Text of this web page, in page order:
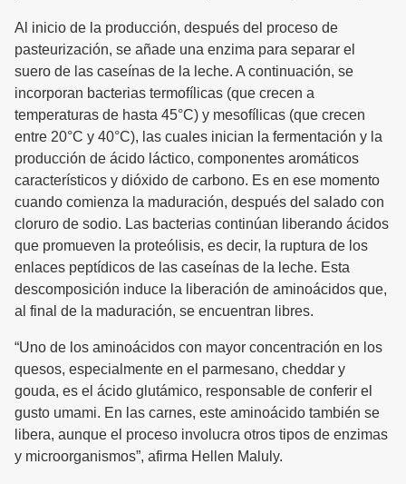
Al inicio de la producción, después del proceso de
pasteurización, se añade una enzima para separar el
suero de las caseínas de la leche. A continuación, se
incorporan bacterias termofílicas (que crecen a
temperaturas de hasta 45°C) y mesofílicas (que crecen
entre 20°C y 40°C), las cuales inician la fermentación y la
producción de ácido láctico, componentes aromáticos
característicos y dióxido de carbono. Es en ese momento
cuando comienza la maduración, después del salado con
cloruro de sodio. Las bacterias continúan liberando ácidos
que promueven la proteólisis, es decir, la ruptura de los
enlaces peptídicos de las caseínas de la leche. Esta
descomposición induce la liberación de aminoácidos que,
al final de la maduración, se encuentran libres.
“Uno de los aminoácidos con mayor concentración en los
quesos, especialmente en el parmesano, cheddar y
gouda, es el ácido glutámico, responsable de conferir el
gusto umami. En las carnes, este aminoácido también se
libera, aunque el proceso involucra otros tipos de enzimas
y microorganismos”, afirma Hellen Maluly.